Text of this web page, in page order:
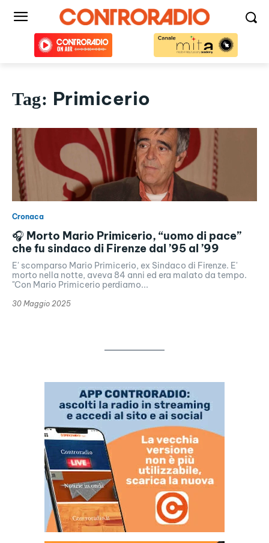
Tag: Primicerio
Cronaca
🎧 Morto Mario Primicerio, “uomo di pace”
che fu sindaco di Firenze dal ’95 al ’99
E' scomparso Mario Primicerio, ex Sindaco di Firenze. E'
morto nella notte, aveva 84 anni ed era malato da tempo.
"Con Mario Primicerio perdiamo...
30 Maggio 2025